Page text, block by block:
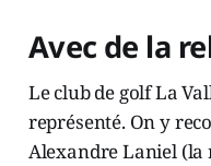
Avec de la
Le club de golf La
représenté. On y
Alexandre Laniel (la